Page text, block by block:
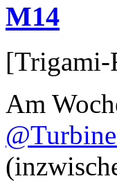
M14
[Trigami-
Am